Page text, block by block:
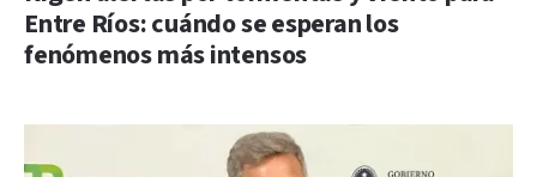
Entre Ríos: cuándo se esperan los
fenómenos más intensos